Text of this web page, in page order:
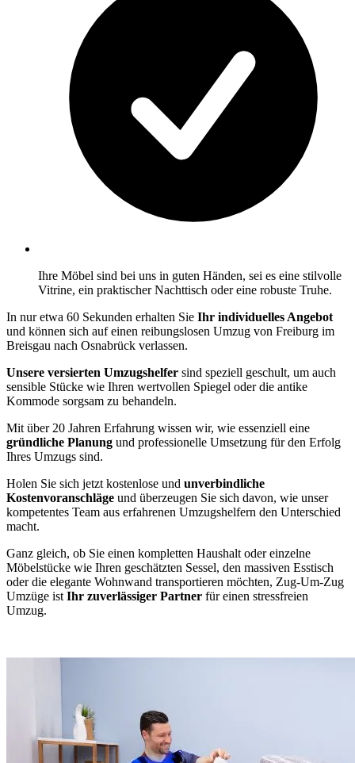
Ihre Möbel sind bei uns in guten Händen, sei es eine stilvolle
Vitrine, ein praktischer Nachttisch oder eine robuste Truhe.
In nur etwa 60 Sekunden erhalten Sie Ihr individuelles Angebot
und können sich auf einen reibungslosen Umzug von Freiburg im
Breisgau nach Osnabrück verlassen.
Unsere versierten Umzugshelfer sind speziell geschult, um auch
sensible Stücke wie Ihren wertvollen Spiegel oder die antike
Kommode sorgsam zu behandeln.
Mit über 20 Jahren Erfahrung wissen wir, wie essenziell eine
gründliche Planung und professionelle Umsetzung für den Erfolg
Ihres Umzugs sind.
Holen Sie sich jetzt kostenlose und unverbindliche
Kostenvoranschläge und überzeugen Sie sich davon, wie unser
kompetentes Team aus erfahrenen Umzugshelfern den Unterschied
macht.
Ganz gleich, ob Sie einen kompletten Haushalt oder einzelne
Möbelstücke wie Ihren geschätzten Sessel, den massiven Esstisch
oder die elegante Wohnwand transportieren möchten, Zug-Um-Zug
Umzüge ist Ihr zuverlässiger Partner für einen stressfreien
Umzug.